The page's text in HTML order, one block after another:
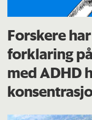
Forskere
forklaring
med ADHD